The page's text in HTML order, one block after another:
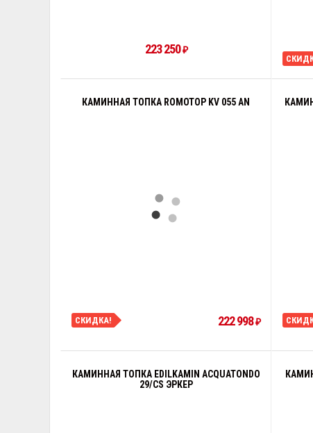
223 250₽
КАМИННАЯ ТОПКА ROMOTOP KV 055 AN
СКИДКА! 222 998₽
КАМИННАЯ ТОПКА EDILKAMIN ACQUATONDO
29/CS ЭРКЕР